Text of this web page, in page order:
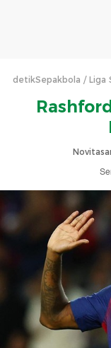
detikSepakbola Liga